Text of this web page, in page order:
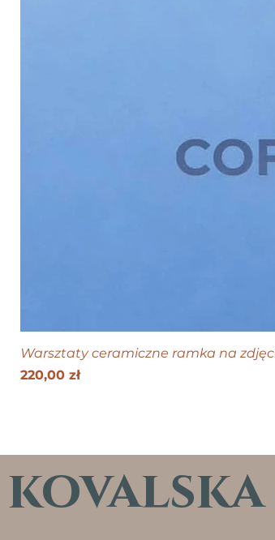
Warsztaty ceramiczne ramka na
Cena
220,00 zł